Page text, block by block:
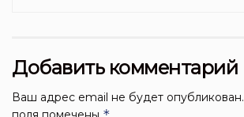
Добавить комментарий
Ваш адрес email не будет опубликован.